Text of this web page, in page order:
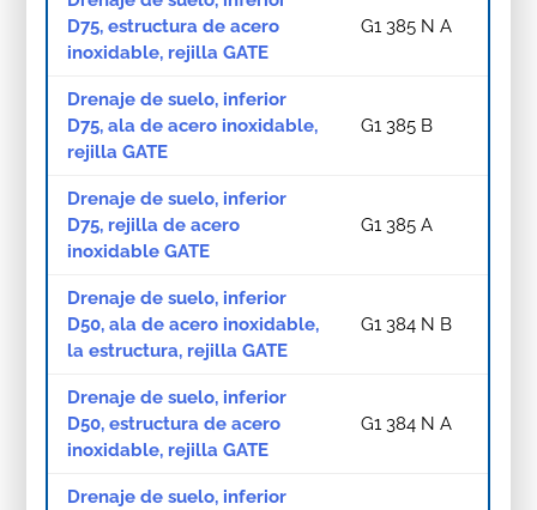
D75, estructura de acero
inoxidable, rejilla GATE
G1 385 N A
Drenaje de suelo, inferior
D75, ala de acero inoxidable,
rejilla GATE
G1 385 B
Drenaje de suelo, inferior
D75, rejilla de acero
inoxidable GATE
G1 385 A
Drenaje de suelo, inferior
D50, ala de acero inoxidable,
la estructura, rejilla GATE
G1 384 N B
Drenaje de suelo, inferior
D50, estructura de acero
inoxidable, rejilla GATE
G1 384 N A
Drenaje de suelo, inferior